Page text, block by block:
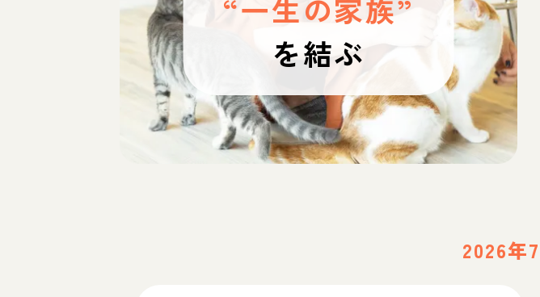
“一生の家族”
を結ぶ
2026年